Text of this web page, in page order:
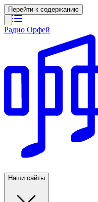
Перейти к содержанию
Радио Орфей
Наши сайты